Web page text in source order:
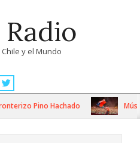
y el Mundo
Pino Hachado Música: